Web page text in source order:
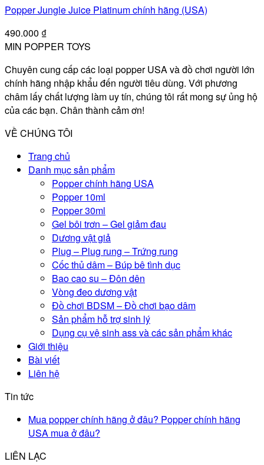
Popper Jungle Juice Platinum chính hãng (USA)
490.000 ₫
MIN POPPER TOYS
Chuyên cung cấp các loại popper USA và đồ chơi người lớn
chính hãng nhập khẩu đến người tiêu dùng. Với phương
châm lấy chất lượng làm uy tín, chúng tôi rất mong sự ủng hộ
của các bạn. Chân thành cảm ơn!
VỀ CHÚNG TÔI
Trang chủ
Danh mục sản phẩm
Popper chính hãng USA
Popper 10ml
Popper 30ml
Gel bôi trơn – Gel giảm đau
Dương vật giả
Plug – Plug rung – Trứng rung
Cốc thủ dâm – Búp bê tình dục
Bao cao su – Đôn dên
Vòng đeo dương vật
Đồ chơi BDSM – Đồ chơi bạo dâm
Sản phẩm hỗ trợ sinh lý
Dụng cụ vệ sinh ass và các sản phẩm khác
Giới thiệu
Bài viết
Liên hệ
Tin tức
Mua popper chính hãng ở đâu? Popper chính hãng
USA mua ở đâu?
LIÊN LẠC